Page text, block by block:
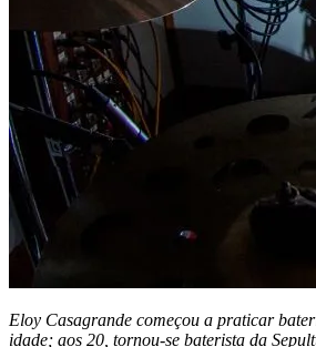
Eloy Casagrande começou a praticar
idade; aos 20, tornou-se baterista da